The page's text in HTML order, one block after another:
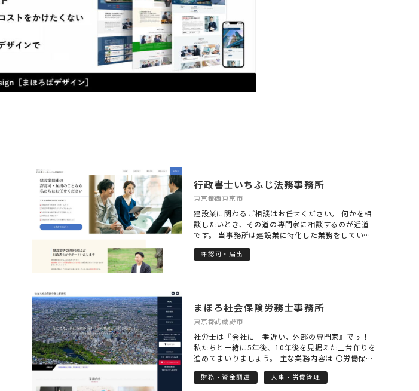
行政書士いちふじ法務事務所
東京都西東京市
建設業に関わるご相談はお任せください。 何かを相
談したいとき、その道の専門家に相談するのが近道
です。 当事務所は建設業に特化した業務をしていま
す。さらに建設業界で多くの経験をした行政書士が
許認可の申請を迅速・確実に取得いたします。 建設
になりました。 建設業界にいた行政書士がご相談を
受けます。 同業者と同じ様に気兼ねなくお問い合わ
せください。
許認可・届出
まほろ社会保険労務士事務所
東京都武蔵野市
社労士は『会社に一番近い、外部の専門家』です！
私たちと一緒に5年後、10年後を見据えた土台作りを
進めてまいりましょう。 主な業務内容は 〇労働保
険・社会保険の手続き 〇給与計算業務 〇労務相談
〇就業規則の作成・見直し 〇確定拠出年金（企業型
財務・資金調達 人事・労働管理